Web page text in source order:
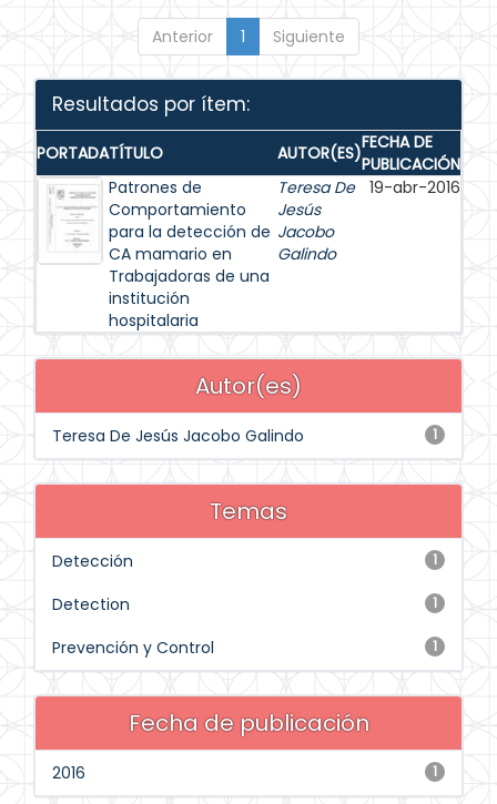
Anterior 1 Siguiente
Resultados por ítem:
PORTADATÍTULO AUTOR(ES)FECHA DE
PUBLICACIÓN
Patrones de
Comportamiento
para la detección de
CA mamario en
Trabajadoras de una
institución
hospitalaria
Teresa De
Jesús
Jacobo
Galindo
19-abr-2016
Autor(es)
1
Teresa De Jesús Jacobo Galindo
Temas
1
Detección
1
Detection
1
Prevención y Control
Fecha de publicación
1
2016